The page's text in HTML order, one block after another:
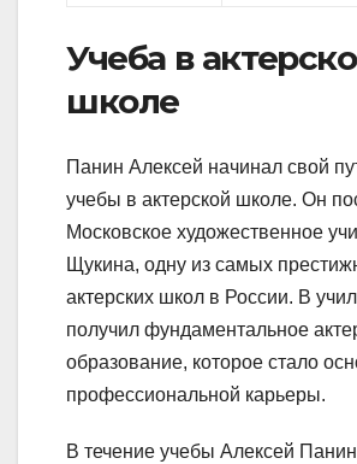
Учеба в
школе
Панин Алексей начинал свой
учебы в актерской школе. Он
Московское художественное
Щукина, одну из самых
актерских школ в России. В
получил фундаментальное
образование, которое стало
профессиональной карьеры.
В течение учебы Алексей